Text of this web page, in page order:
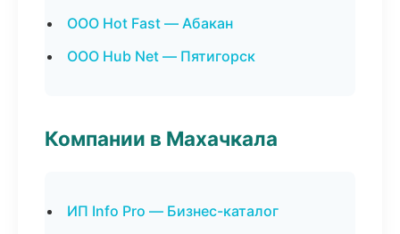
ООО Hot Fast — Абакан
ООО Hub Net — Пятигорск
Компании в Махачкала
ИП Info Pro — Бизнес-каталог